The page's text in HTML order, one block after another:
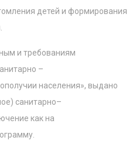
детей и формирования
и требованиям
–
населения», выдано
санитарно–
как на